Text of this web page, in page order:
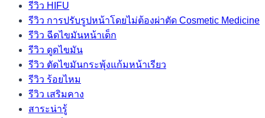
รีวิว HIFU
รีวิว การปรับรูปหน้าโดยไม่ต้องผ่าตัด Cosmetic Medicine
รีวิว ฉีดไขมันหน้าเด็ก
รีวิว ดูดไขมัน
รีวิว ตัดไขมันกระพุ้งแก้มหน้าเรียว
รีวิว ร้อยไหม
รีวิว เสริมคาง
สาระน่ารู้